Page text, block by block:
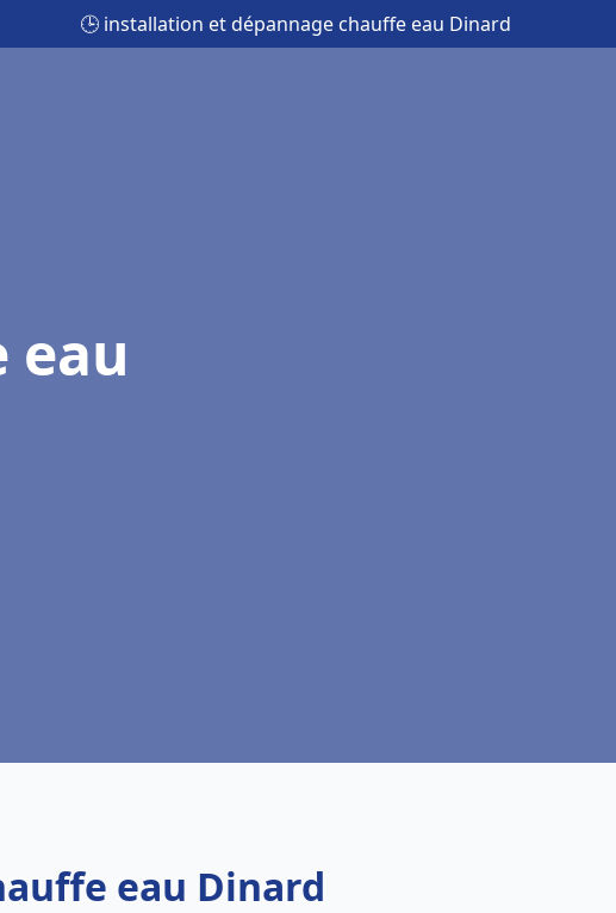
🕒 installation et dépannage chauffe eau Dinard
eau
eau Dinard